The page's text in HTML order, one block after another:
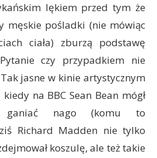
lękiem przed tym że
męskie pośladki (nie mówiąc
ciała) zburzą podstawę
czy przypadkiem nie
jasne w kinie artystycznym
na BBC Sean Bean mógł
ganiać nago (komu to
Richard Madden nie tylko
koszulę, ale też takie